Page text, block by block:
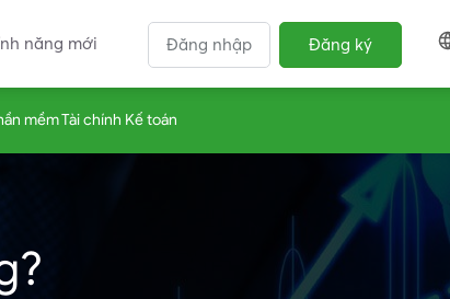
năng mới Đăng nhập Đăng ký
mềm Tài chính Kế toán